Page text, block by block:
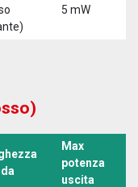
5 mW
Max
potenza
uscita